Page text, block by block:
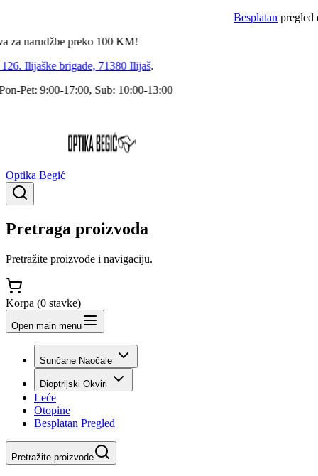
Besplatan pregled
narudžbe preko 100 KM!
Ilijaške brigade, 71380 Ilijaš.
9:00-17:00, Sub: 10:00-13:00
Optika Begić
Pretraga proizvoda
Pretražite proizvode i navigaciju.
Korpa (0 stavke)
Open main menu
Sunčane Naočale
Dioptrijski Okviri
Leće
Otopine
Besplatan Pregled
Pretražite proizvode